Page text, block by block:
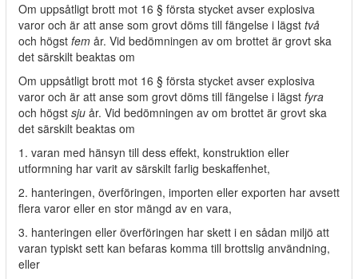
Om uppsåtligt brott mot 16 § första stycket avser explosiva
varor och är att anse som grovt döms till fängelse i lägst två
och högst fem år. Vid bedömningen av om brottet är grovt ska
det särskilt beaktas om
Om uppsåtligt brott mot 16 § första stycket avser explosiva
varor och är att anse som grovt döms till fängelse i lägst fyra
och högst sju år. Vid bedömningen av om brottet är grovt ska
det särskilt beaktas om
1. varan med hänsyn till dess effekt, konstruktion eller
utformning har varit av särskilt farlig beskaffenhet,
2. hanteringen, överföringen, importen eller exporten har avsett
flera varor eller en stor mängd av en vara,
3. hanteringen eller överföringen har skett i en sådan miljö att
varan typiskt sett kan befaras komma till brottslig användning,
eller